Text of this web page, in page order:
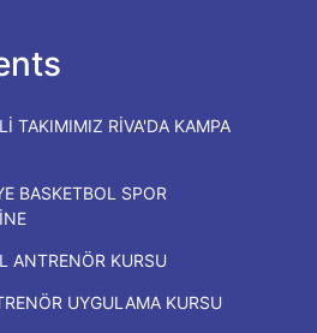
TAKIMIMIZ RİVA'DA KAMPA
BASKETBOL SPOR
ANTRENÖR KURSU
UYGULAMA KURSU